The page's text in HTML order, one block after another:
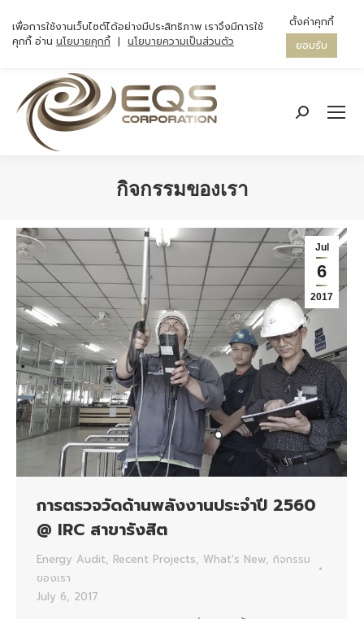
Search:
กิจกรรมของเรา
Jul
6
2017
การตรวจวัดด้านพลังงานประจำปี 2560
@ IRC สาขารังสิต
Energy Audit, Recent Projects, What's New, กิจกรรม
ของเรา
July 6, 2017
เพื่อการใช้งานเว็บไซต์ได้อย่างมีประสิทธิภาพ เราจึงมีการใช้
คุกกี้ อ่าน นโยบายคุกกี้ | นโยบายความเป็นส่วนตัว
ตั้งค่าคุกกี้
ยอมรับ